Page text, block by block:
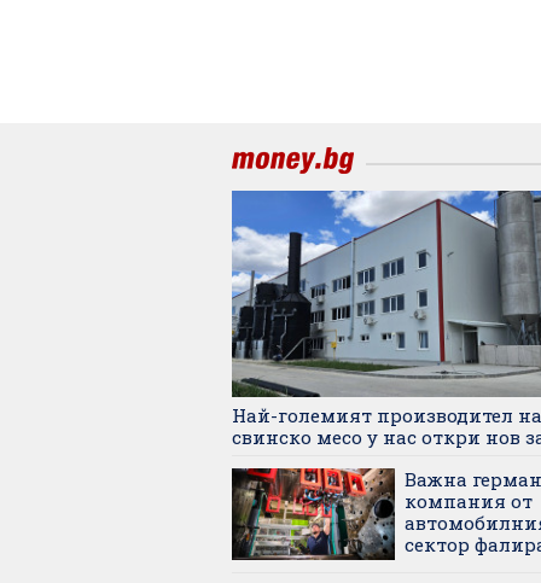
Най-големият производител на
свинско месо у нас откри нов
Важна
компания от
сектор